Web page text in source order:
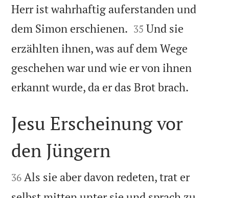
Herr ist wahrhaftig auferstanden und
dem Simon erschienen. 

35 Und sie
erzählten ihnen, was auf dem Wege
geschehen war und wie er von ihnen
erkannt wurde, da er das Brot brach.

Jesu Erscheinung vor
den Jüngern

36 Als sie aber davon redeten, trat er